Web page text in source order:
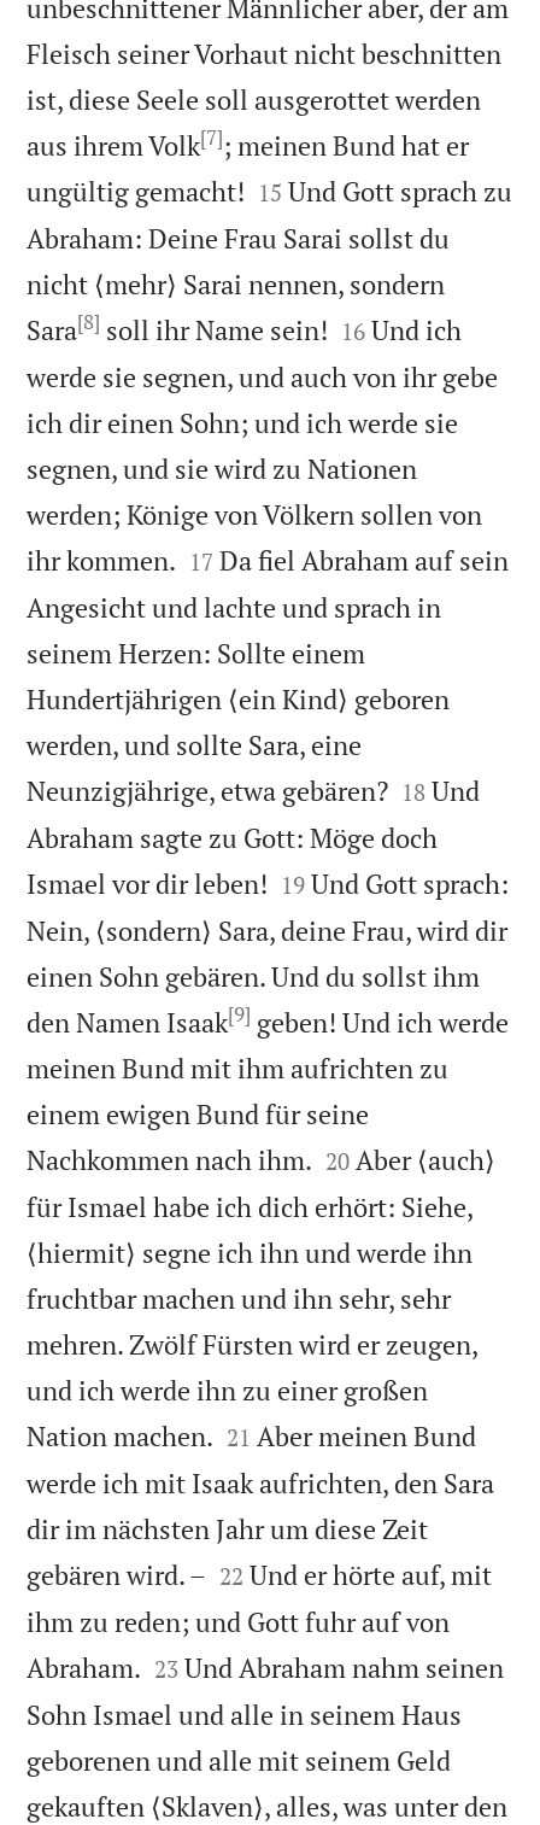
unbeschnittener Männlicher aber, der am
Fleisch seiner Vorhaut nicht beschnitten
ist, diese Seele soll ausgerottet werden
aus ihrem Volk[7]; meinen Bund hat er
ungültig gemacht! 

15 Und Gott sprach zu
Abraham: Deine Frau Sarai sollst du
nicht ⟨mehr⟩ Sarai nennen, sondern
Sara[8] soll ihr Name sein! 

16 Und ich
werde sie segnen, und auch von ihr gebe
ich dir einen Sohn; und ich werde sie
segnen, und sie wird zu Nationen
werden; Könige von Völkern sollen von
ihr kommen. 

17 Da fiel Abraham auf sein
Angesicht und lachte und sprach in
seinem Herzen: Sollte einem
Hundertjährigen ⟨ein Kind⟩ geboren
werden, und sollte Sara, eine
Neunzigjährige, etwa gebären?
18 Und
Abraham sagte zu Gott: Möge doch
Ismael vor dir leben! 

19 Und Gott sprach:
Nein, ⟨sondern⟩ Sara, deine Frau, wird dir
einen Sohn gebären. Und du sollst ihm
den Namen Isaak[9] geben! Und ich werde
meinen Bund mit ihm aufrichten zu
einem ewigen Bund für seine
Nachkommen nach ihm. 

20 Aber ⟨auch⟩
für Ismael habe ich dich erhört: Siehe,
⟨hiermit⟩ segne ich ihn und werde ihn
fruchtbar machen und ihn sehr, sehr
mehren. Zwölf Fürsten wird er zeugen,
und ich werde ihn zu einer großen
Nation machen. 

21 Aber meinen Bund
werde ich mit Isaak aufrichten, den Sara
dir im nächsten Jahr um diese Zeit
gebären wird. – 

22 Und er hörte auf, mit
ihm zu reden; und Gott fuhr auf von
Abraham. 

23 Und Abraham nahm seinen
Sohn Ismael und alle in seinem Haus
geborenen und alle mit seinem Geld
gekauften ⟨Sklaven⟩, alles, was unter den